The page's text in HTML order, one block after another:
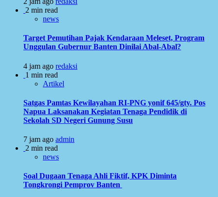
2 min read
news
Target Pemutihan Pajak Kendaraan Meleset, Program
Unggulan Gubernur Banten Dinilai Abal-Abal?
4 jam ago redaksi
1 min read
Artikel
Satgas Pamtas Kewilayahan RI-PNG yonif 645/gty. Pos
Napua Laksanakan Kegiatan Tenaga Pendidik di
Sekolah SD Negeri Gunung Susu
7 jam ago admin
2 min read
news
Soal Dugaan Tenaga Ahli Fiktif, KPK Diminta
Tongkrongi Pemprov Banten